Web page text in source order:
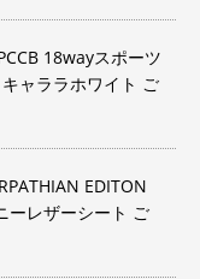
18wayスポーツ
ャララホワイト ご
EDITON
ーレザーシート ご